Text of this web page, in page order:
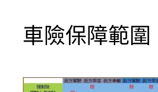
車險保障範圍